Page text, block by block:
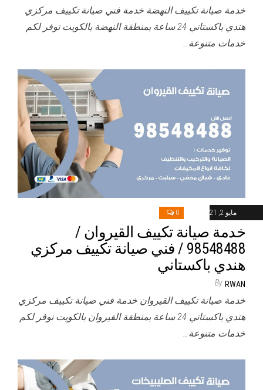
خدمة صيانة تكييف النهضة خدمة فني صيانة تكييف مركزي
هندي باكستاني 24 ساعة بمنطقة النهضة بالكويت نوفر لكم
خدمات متنوعة…
مايو 2, 2021 0
خدمة صيانة تكييف القيروان /
98548488 / فني صيانة تكييف مركزي
هندي باكستاني
By RWAN
خدمة صيانة تكييف القيروان خدمة فني صيانة تكييف مركزي
هندي باكستاني 24 ساعة بمنطقة القيروان بالكويت نوفر لكم
خدمات متنوعة…